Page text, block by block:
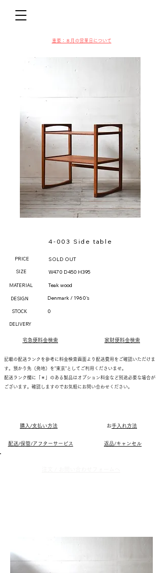
​​重要：８月の営業日について
4-003 Side table
PRICE SOLD OUT
SIZE W470 D450 H395
MATERIAL Teak wood
DESIGN Denmark / 1960's
STOCK 0
DELIVERY
宅急便料金検索 家財便料金検索
記載の配送ランクを参考に料金検索画面より配送費用をご確認いただけま
す。預かり先（発地）を"東京"としてご利用くださいませ。
配送ランク欄に「＊」のある製品はオプション料金など別途必要な場合が
ございます。確認しますのでお気軽にお問い合わせください。
購入/支払い方法 ​お手入れ方法
配送/保管/アフターサービス 返品/キャンセル